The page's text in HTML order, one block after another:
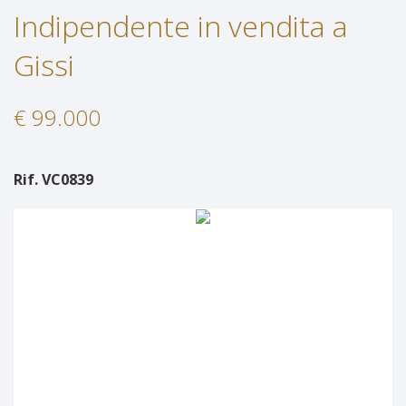
Immobili In Affitto
Servizi
Servizi
Lascia Una Richiesta
Contatti
Indipendente in vendita a
Gissi
€ 99.000
Rif. VC0839